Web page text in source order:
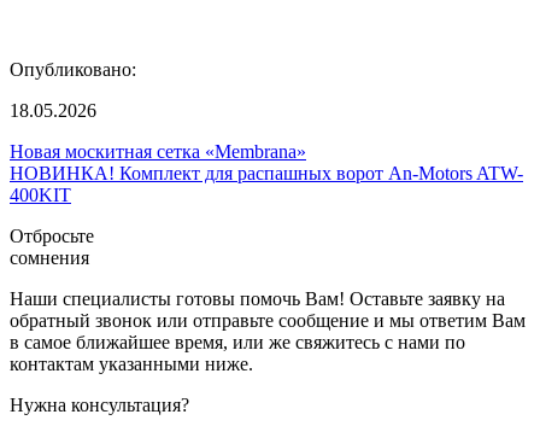
Опубликовано:
18.05.2026
Новая москитная сетка «Membrana»
НОВИНКА! Комплект для распашных ворот An-Motors ATW-
400KIT
Отбросьте
сомнения
Наши специалисты готовы помочь Вам! Оставьте заявку на
обратный звонок или отправьте сообщение и мы ответим Вам
в самое ближайшее время, или же свяжитесь с нами по
контактам указанными ниже.
Нужна консультация?